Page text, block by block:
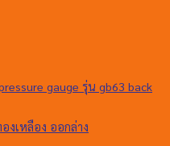
งเหลือง ออกล่าง